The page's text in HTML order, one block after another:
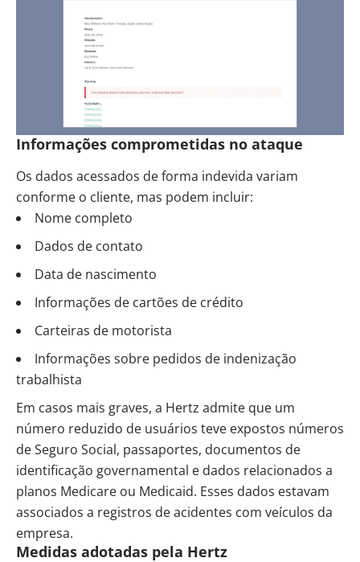
Informações comprometidas no ataque
Os dados acessados de forma indevida variam
conforme o cliente, mas podem incluir:
Nome completo
Dados de contato
Data de nascimento
Informações de cartões de crédito
Carteiras de motorista
Informações sobre pedidos de indenização
trabalhista
Em casos mais graves, a Hertz admite que um
número reduzido de usuários teve expostos números
de Seguro Social, passaportes, documentos de
identificação governamental e dados relacionados a
planos Medicare ou Medicaid. Esses dados estavam
associados a registros de acidentes com veículos da
empresa.
Medidas adotadas pela Hertz